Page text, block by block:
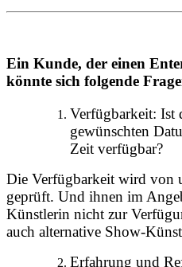
Ein Kunde, der einen
könnte sich folgende
Verfügbarkeit: Ist
gewünschten
Zeit verfügbar?
Die Verfügbarkeit wird von
geprüft. Und ihnen im
Künstlerin nicht zur
auch alternative Show-
Erfahrung und